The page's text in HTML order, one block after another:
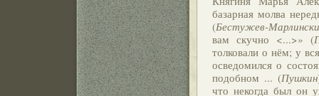
базарная молва
(Бестужев-
вам скучно <...>» (
толковали о нём; у
осведомился о
подобном ... (Пушкин
что некогда был он